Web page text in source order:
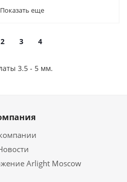
Показать еще
2 3 4
3.5 - 5 мм.
Arlight Moscow